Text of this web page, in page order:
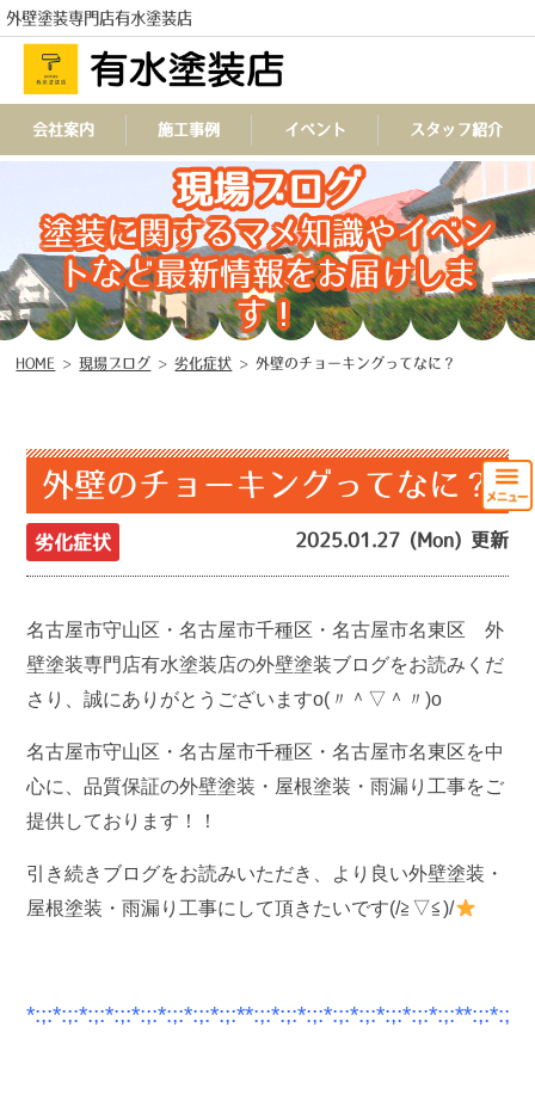
外壁塗装専門店有水塗装店
TEL
会社案内 施工事例 イベント スタッフ紹介
現場ブログ
塗装に関するマメ知識やイベン
トなど最新情報をお届けしま
す！
HOME >現場ブログ >劣化症状 >外壁のチョーキングってなに？
外壁のチョーキングってなに？
劣化症状 2025.01.27 (Mon) 更新
名古屋市守山区・名古屋市千種区・名古屋市名東区 外
壁塗装専門店有水塗装店の外壁塗装ブログをお読みくだ
さり、誠にありがとうございますo(〃＾▽＾〃)o
名古屋市守山区・名古屋市千種区・名古屋市名東区を中
心に、品質保証の外壁塗装・屋根塗装・雨漏り工事をご
提供しております！！
引き続きブログをお読みいただき、より良い外壁塗装・
屋根塗装・雨漏り工事にして頂きたいです(/≧▽≦)/